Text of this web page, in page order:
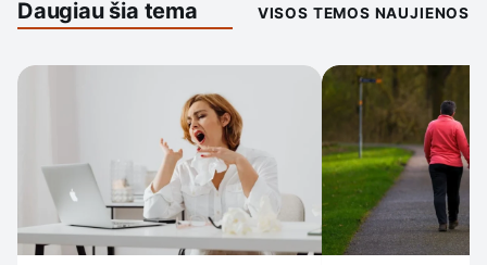
Daugiau šia tema VISOS TEMOS NAUJIENOS